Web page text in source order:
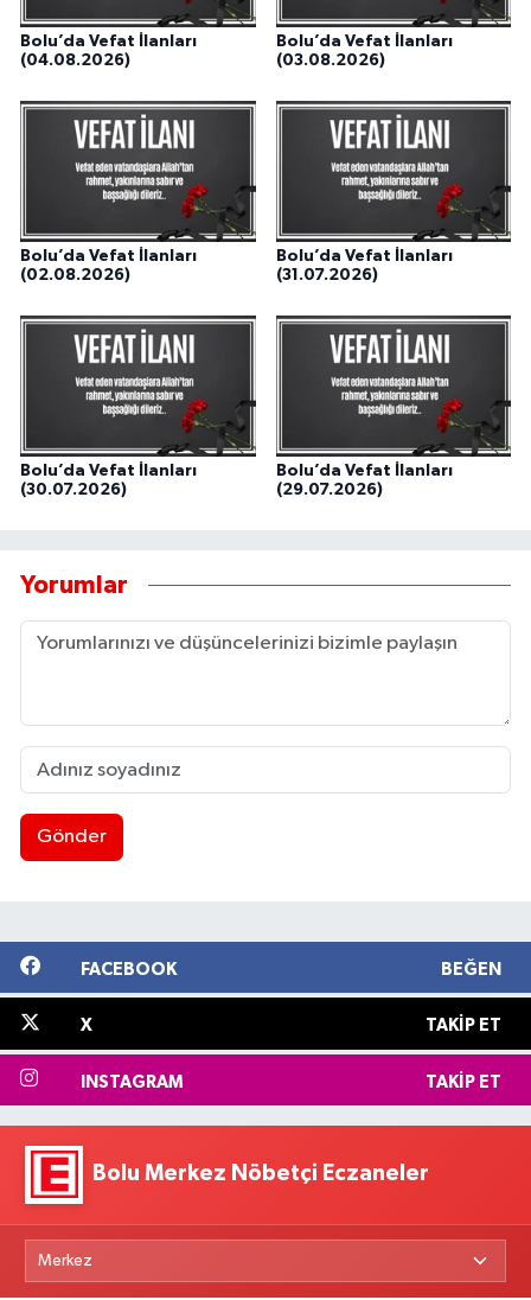
Bolu’da Vefat İlanları
(04.08.2026)
Bolu’da Vefat İlanları
(03.08.2026)
Bolu’da Vefat İlanları
(02.08.2026)
Bolu’da Vefat İlanları
(31.07.2026)
Bolu’da Vefat İlanları
(30.07.2026)
Bolu’da Vefat İlanları
(29.07.2026)
Yorumlar
Gönder
FACEBOOK BEĞEN
X TAKIP ET
INSTAGRAM TAKIP ET
Bolu Merkez Nöbetçi Eczaneler